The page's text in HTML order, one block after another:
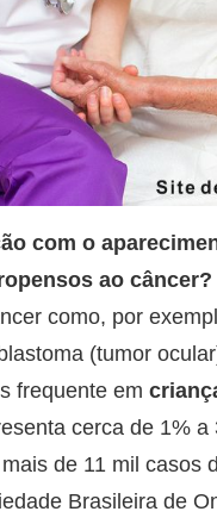
com o
ao câncer?
como, por
(tumor
frequente em
cerca de 1%
de 11 mil casos
Brasileira de